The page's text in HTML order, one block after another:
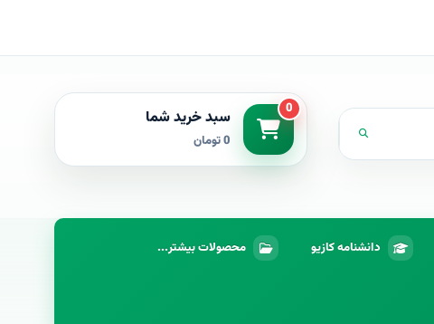
0 سبد خرید شما
0 تومان
دانشنامه کازیو محصولات بیشتر...